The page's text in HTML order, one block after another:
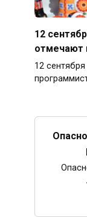
12
отмечают
12